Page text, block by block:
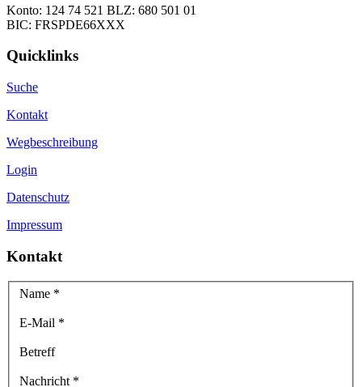
Konto: 124 74 521 BLZ: 680 501 01
BIC: FRSPDE66XXX
Quicklinks
Suche
Kontakt
Wegbeschreibung
Login
Datenschutz
Impressum
Kontakt
Name *
E-Mail *
Betreff
Nachricht *